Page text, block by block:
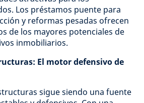
Los préstamos puente para
y reformas pesadas ofrecen
de los mayores potenciales de
inmobiliarios.
El motor defensivo de
sigue siendo una fuente